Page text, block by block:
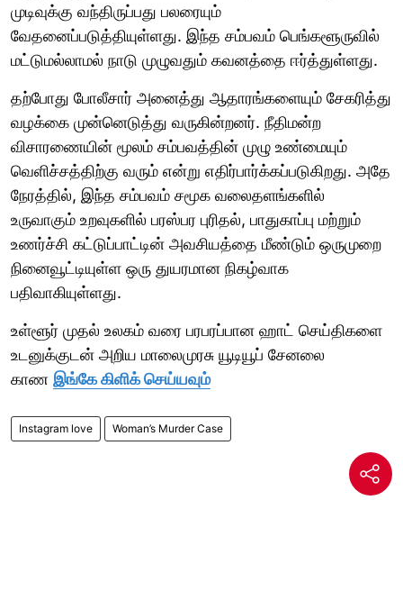
முடிவுக்கு வந்திருப்பது பலரையும்
வேதனைப்படுத்தியுள்ளது. இந்த சம்பவம் பெங்களூருவில்
மட்டுமல்லாமல் நாடு முழுவதும் கவனத்தை ஈர்த்துள்ளது.
தற்போது போலீசார் அனைத்து ஆதாரங்களையும் சேகரித்து
வழக்கை முன்னெடுத்து வருகின்றனர். நீதிமன்ற
விசாரணையின் மூலம் சம்பவத்தின் முழு உண்மையும்
வெளிச்சத்திற்கு வரும் என்று எதிர்பார்க்கப்படுகிறது. அதே
நேரத்தில், இந்த சம்பவம் சமூக வலைதளங்களில்
உருவாகும் உறவுகளில் பரஸ்பர புரிதல், பாதுகாப்பு மற்றும்
உணர்ச்சி கட்டுப்பாட்டின் அவசியத்தை மீண்டும் ஒருமுறை
நினைவூட்டியுள்ள ஒரு துயரமான நிகழ்வாக
பதிவாகியுள்ளது.
உள்ளூர் முதல் உலகம் வரை பரபரப்பான ஹாட் செய்திகளை
உடனுக்குடன் அறிய மாலைமுரசு யூடியூப் சேனலை
காண இங்கே கிளிக் செய்யவும்
Instagram love Woman’s Murder Case